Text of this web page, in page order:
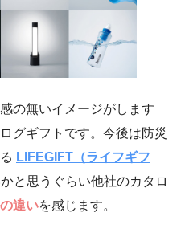
の無いイメージがします
グギフトです。今後は防災
LIFEGIFT（ライフギフ
と思うぐらい他社のカタロ
違いを感じます。